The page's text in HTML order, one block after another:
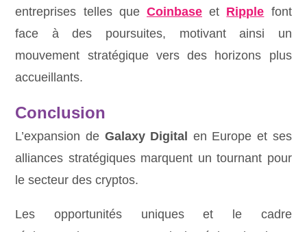
entreprises telles que Coinbase et Ripple font
face à des poursuites, motivant ainsi un
mouvement stratégique vers des horizons plus
accueillants.
Conclusion
L’expansion de Galaxy Digital en Europe et ses
alliances stratégiques marquent un tournant pour
le secteur des cryptos.
Les opportunités uniques et le cadre